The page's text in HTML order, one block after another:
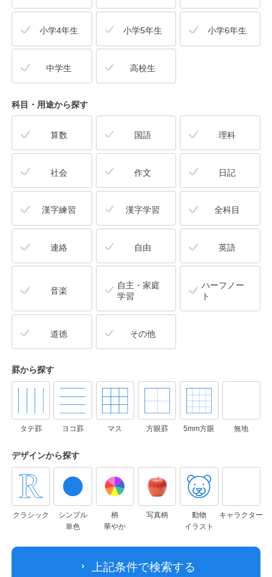
小学4年生 小学5年生 小学6年生
中学生 高校生
科目・用途から探す
算数 国語 理科
社会 作文 日記
漢字練習 漢字学習 全科目
連絡 自由 英語
音楽
自主・家庭
学習
ハーフノー
ト
道徳 その他
罫から探す
タテ罫 ヨコ罫 マス 方眼罫 5mm方眼 無地
デザインから探す
クラシック
シンプル
単色
柄
華やか
写真柄
動物
イラスト
キャラクター
上記条件で検索する